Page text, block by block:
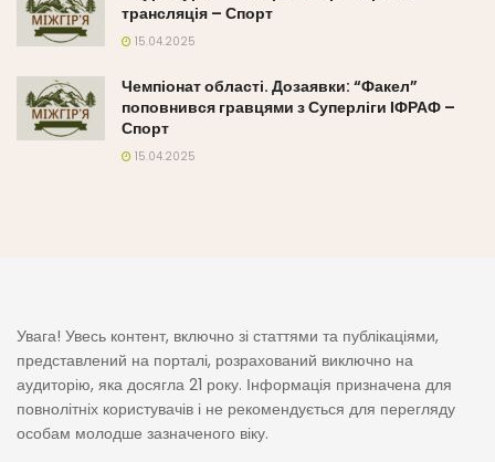
трансляція – Спорт
15.04.2025
Чемпіонат області. Дозаявки: “Факел”
поповнився гравцями з Суперліги ІФРАФ –
Спорт
15.04.2025
Увага! Увесь контент, включно зі статтями та публікаціями,
представлений на порталі, розрахований виключно на
аудиторію, яка досягла 21 року. Інформація призначена для
повнолітніх користувачів і не рекомендується для перегляду
особам молодше зазначеного віку.